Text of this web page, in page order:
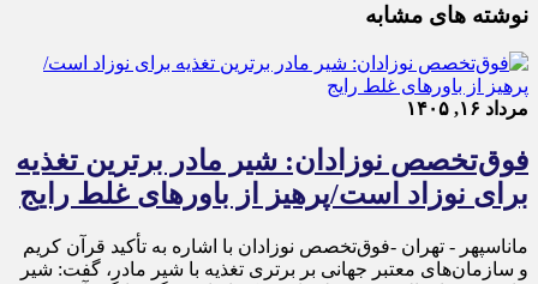
نوشته های مشابه
مرداد ۱۶, ۱۴۰۵
فوق‌تخصص نوزادان: شیر مادر برترین تغذیه
برای نوزاد است/پرهیز از باورهای غلط رایج
ماناسپهر - تهران -فوق‌تخصص نوزادان با اشاره به تأکید قرآن کریم
و سازمان‌های معتبر جهانی بر برتری تغذیه با شیر مادر، گفت: شیر